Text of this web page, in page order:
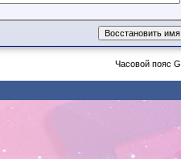
Часовой пояс